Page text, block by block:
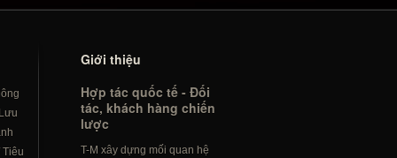
Lưu
Tiêu
Giới thiệu
Hợp tác quốc tế - Đối
tác, khách hàng chiến
lược
T-M xây dựng mối quan hệ